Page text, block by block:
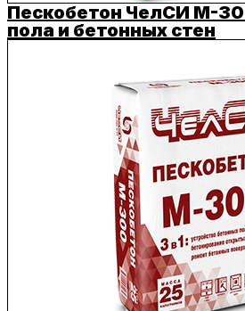
Пескобетон ЧелСИ M-
пола и бетонных стен